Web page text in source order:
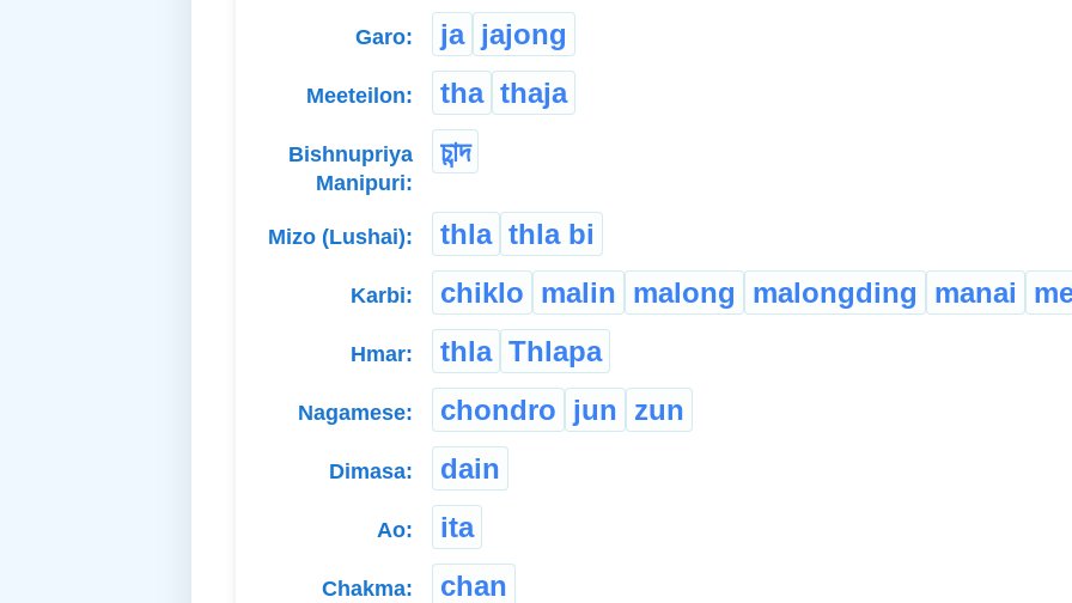
Garo: ja jajong
Meeteilon: tha thaja
Bishnupriya
Manipuri:
চান্দ
Mizo (Lushai): thla thla bi
Karbi: chiklo malin malong malongding manai
Hmar: thla Thlapa
Nagamese: chondro jun zun
Dimasa: dain
Ao: ita
Chakma: chan